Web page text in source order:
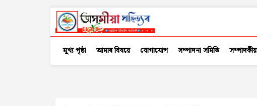
মুখ্য পৃষ্ঠা আমাৰ বিষয়ে যোগাযোগ সম্পাদনা সমিতি সম্পাদকীয়